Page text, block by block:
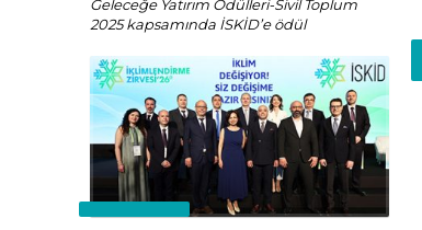
Geleceğe Yatırım Ödülleri-Sivil Toplum
2025 kapsamında İSKİD’e ödül